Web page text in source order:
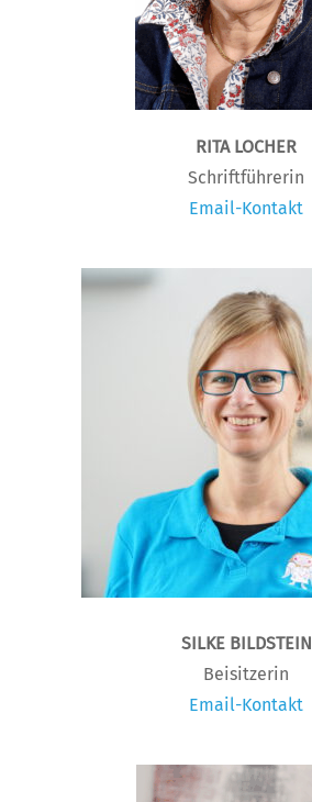
RITA LOCHER
Schriftführerin
Email-Kontakt
SILKE BILDSTEIN
Beisitzerin
Email-Kontakt